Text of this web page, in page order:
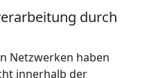
durch
Netzwerken haben
innerhalb der